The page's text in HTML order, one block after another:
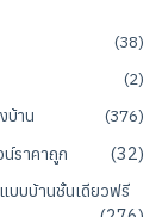
(38)
(2)
บ้าน
(376)
ราคาถูก
(32)
บบบ้านชั้นเดียวฟรี